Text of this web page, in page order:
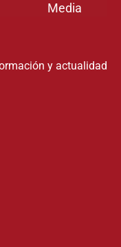
Media
y actualidad